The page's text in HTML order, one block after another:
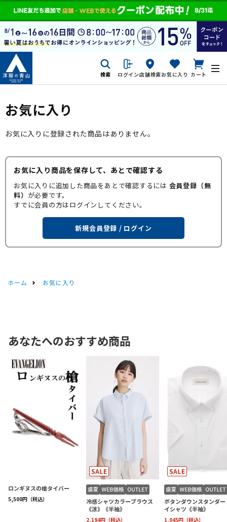
検索 ログイン店舗検索お気に入り カート
お気に入り
お気に入りに登録された商品はありません。
お気に入り商品を保存して、あとで確認する
お気に入りに追加した商品をあとで確認するには 会員登録（無
料） が必要です。
すでに会員の方はログインしてください。
新規会員登録 / ログイン
ホーム お気に入り